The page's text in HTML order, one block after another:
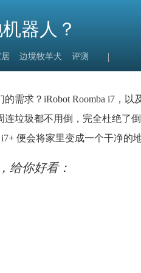
器人？
边境牧羊犬 评测
求？iRobot Roomba i7，以
垃圾都不用倒，完全杜绝了
便会将家里变成一个干净的地
给你好看：